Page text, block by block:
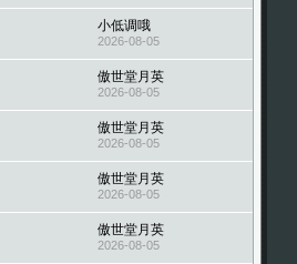
小低调哦
2026-08-05
傲世堂月英
2026-08-05
傲世堂月英
2026-08-05
傲世堂月英
2026-08-05
傲世堂月英
2026-08-05